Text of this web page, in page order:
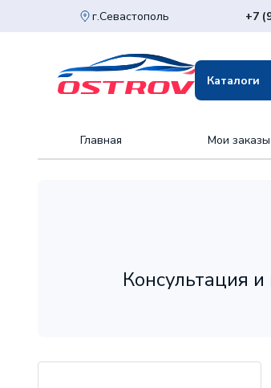
+7
г.Севастополь
Каталоги
Главная Мои заказы
Консультация